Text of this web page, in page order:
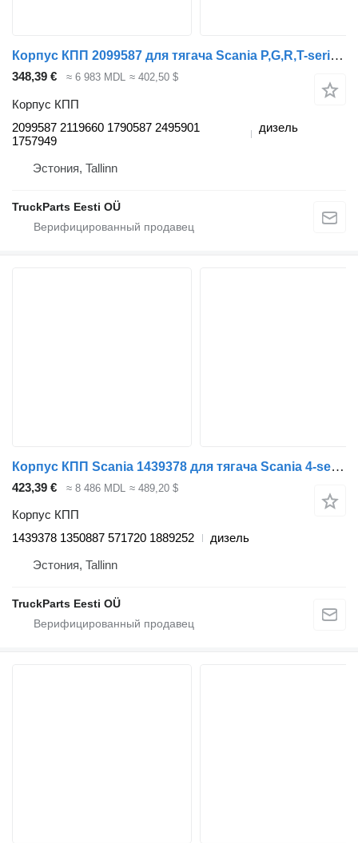
Корпус КПП 2099587 для тягача Scania P,G,R,T-series (2004-2017)
348,39 € ≈ 6 983 MDL ≈ 402,50 $
Корпус КПП
2099587 2119660 1790587 2495901
1757949
дизель
Эстония, Tallinn
TruckParts Eesti OÜ
Корпус КПП Scania 1439378 для тягача Scania 4-series (1995-2006)
423,39 € ≈ 8 486 MDL ≈ 489,20 $
Корпус КПП
1439378 1350887 571720 1889252
дизель
Эстония, Tallinn
TruckParts Eesti OÜ